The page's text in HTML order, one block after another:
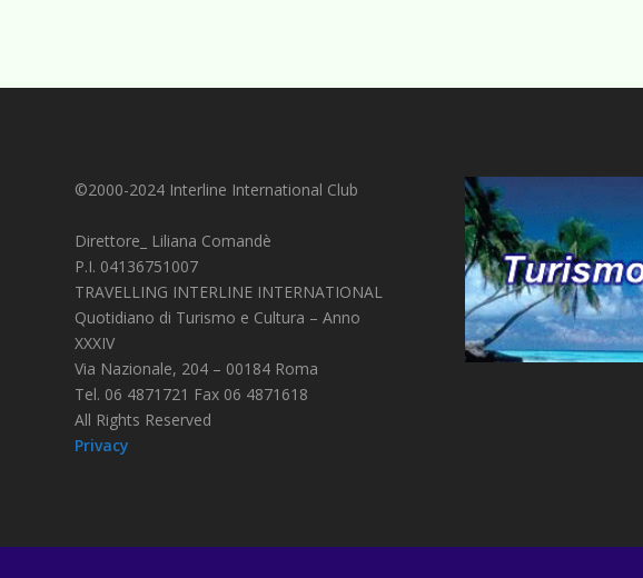
©2000-2024 Interline International Club
Direttore_ Liliana Comandè
P.I. 04136751007
TRAVELLING INTERLINE INTERNATIONAL
Quotidiano di Turismo e Cultura – Anno
XXXIV
Via Nazionale, 204 – 00184 Roma
Tel. 06 4871721 Fax 06 4871618
All Rights Reserved
Privacy